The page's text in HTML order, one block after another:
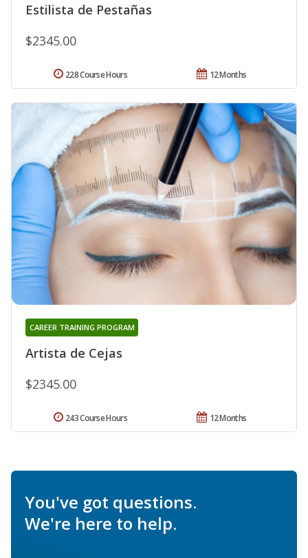
Estilista de Pestañas
$2345.00
12 Months
228 Course Hours
Artista de Cejas
CAREER TRAINING PROGRAM
$2345.00
12 Months
243 Course Hours
You've got questions.
We're here to help.